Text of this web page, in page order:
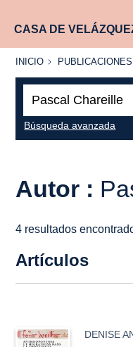
CASA DE
INICIO
INICIO PUBLICACIONES
PUBLICACIONES
Búsqueda avanzada
Autor :
4 resultados
Artículos
DENISE